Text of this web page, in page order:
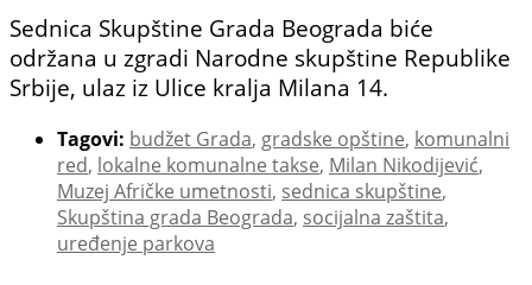
Sednica Skupštine Grada Beograda biće
održana u zgradi Narodne skupštine Republike
Srbije, ulaz iz Ulice kralja Milana 14.
Tagovi: budžet Grada, gradske opštine, komunalni
red, lokalne komunalne takse, Milan Nikodijević,
Muzej Afričke umetnosti, sednica skupštine,
Skupština grada Beograda, socijalna zaštita,
uređenje parkova